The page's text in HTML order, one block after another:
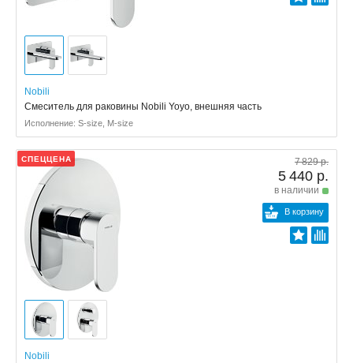
Nobili
Смеситель для раковины Nobili Yoyo, внешняя часть
Исполнение: S-size, M-size
СПЕЦЦЕНА 7 829 р.
5 440 р.
в наличии
В корзину
Nobili